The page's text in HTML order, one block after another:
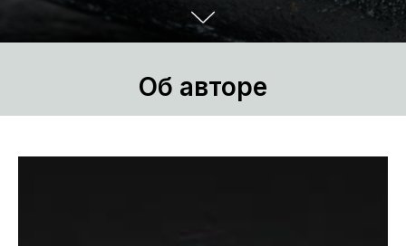
Об авторе